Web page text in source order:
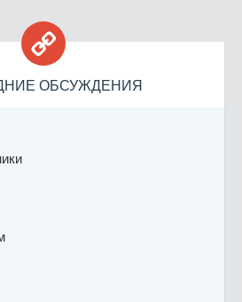

ОБСУЖДЕНИЯ